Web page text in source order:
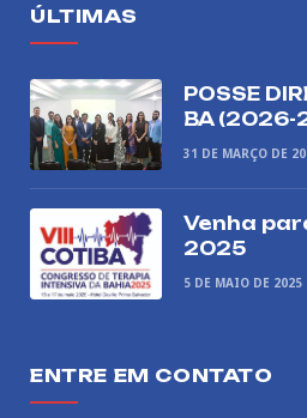
ÚLTIMAS
POSSE
BA (2026-
31 DE MARÇO DE
Venha
2025
5 DE MAIO DE 2025
ENTRE EM CONTATO